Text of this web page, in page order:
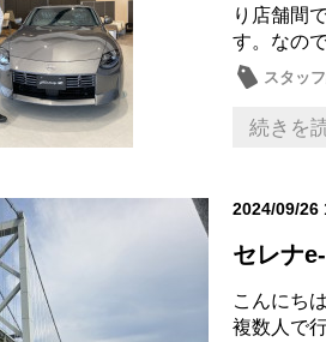
り店舗間
す。なの
スタッ
続きを
2024/09/26
セレナ
こんにち
複数人で